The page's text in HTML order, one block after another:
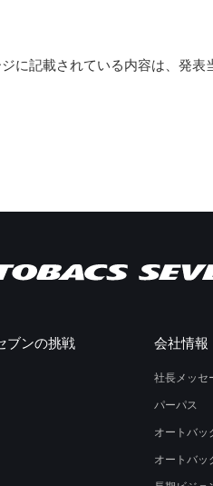
に記載されている内容は、発表
ブンの挑戦 会社情報
社長メッセ
パーパス
オートバッ
オートバッ